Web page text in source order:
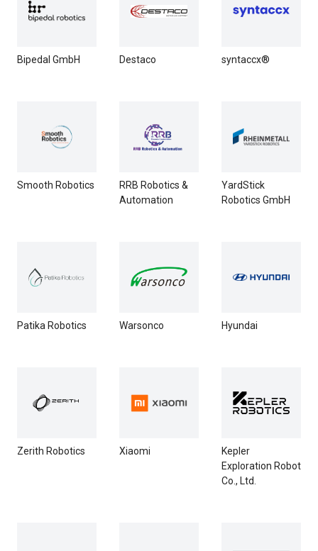
Bipedal GmbH Destaco syntaccx®
Smooth Robotics
RRB Robotics &
Automation
YardStick
Robotics GmbH
Patika Robotics Warsonco Hyundai
Zerith Robotics Xiaomi
Kepler
Exploration Robot
Co., Ltd.